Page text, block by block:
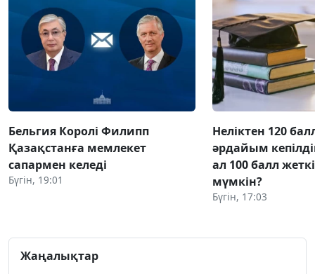
Бельгия Королі Филипп
Қазақстанға мемлекет
сапармен келеді
Бүгін, 19:01
Неліктен 120
әрдайым
ал 100 балл
мүмкін?
Бүгін, 17:03
Жаңалықтар